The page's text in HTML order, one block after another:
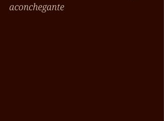
aconchegante